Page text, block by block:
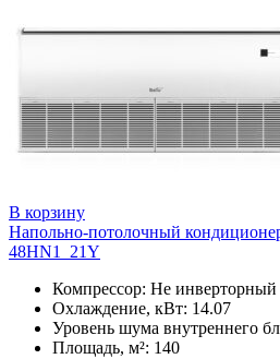
В корзину
Напольно-потолочный
48HN1_21Y
Компрессор: Не инверторный
Охлаждение, кВт: 14.07
Уровень шума внутреннего
Площадь, м²: 140